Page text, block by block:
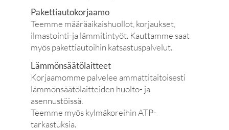
Pakettiautokorjaamo
Teemme määräaikaishuollot, korjaukset,
ilmastointi-ja lämmitintyöt. Kauttamme saat
myös pakettiautoihin katsastuspalvelut.
Lämmönsäätölaitteet
Korjaamomme palvelee ammattitaitoisesti
lämmönsäätölaitteiden huolto- ja
asennustöissä.
Teemme myös kylmäkoreihin ATP-
tarkastuksia.